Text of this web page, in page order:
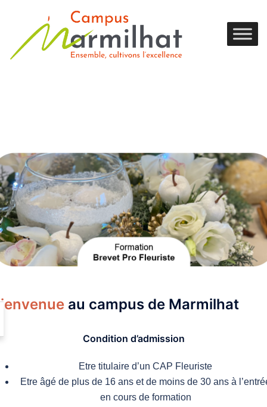
au campus de Marmilhat
Condition d’admission
Etre titulaire d’un CAP Fleuriste
Etre âgé de plus de 16 ans et de moins de 30 ans à
en cours de formation